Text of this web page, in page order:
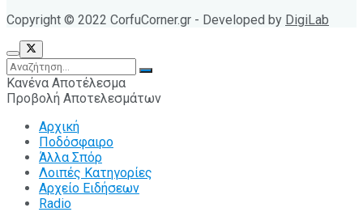
Copyright © 2022 CorfuCorner.gr - Developed by DigiLab
Κανένα Αποτέλεσμα
Προβολή Αποτελεσμάτων
Αρχική
Ποδόσφαιρο
Άλλα Σπόρ
Λοιπές Κατηγορίες
Αρχείο Ειδήσεων
Radio